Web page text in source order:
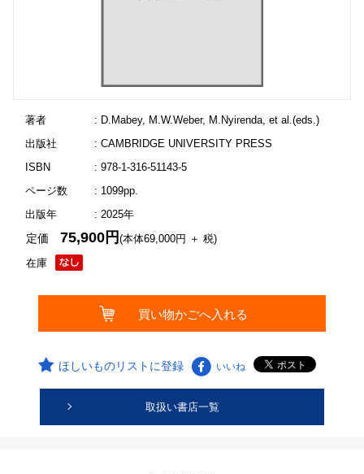
著者
: D.Mabey, M.W.Weber, M.Nyirenda, et al.(eds.)
出版社
: CAMBRIDGE UNIVERSITY PRESS
ISBN
: 978-1-316-51143-5
ページ数
: 1099pp.
出版年
: 2025年
在庫
定価75,900円(本体69,000円 ＋ 税)
ほしいものリストに登録 いいね
取扱い書店一覧